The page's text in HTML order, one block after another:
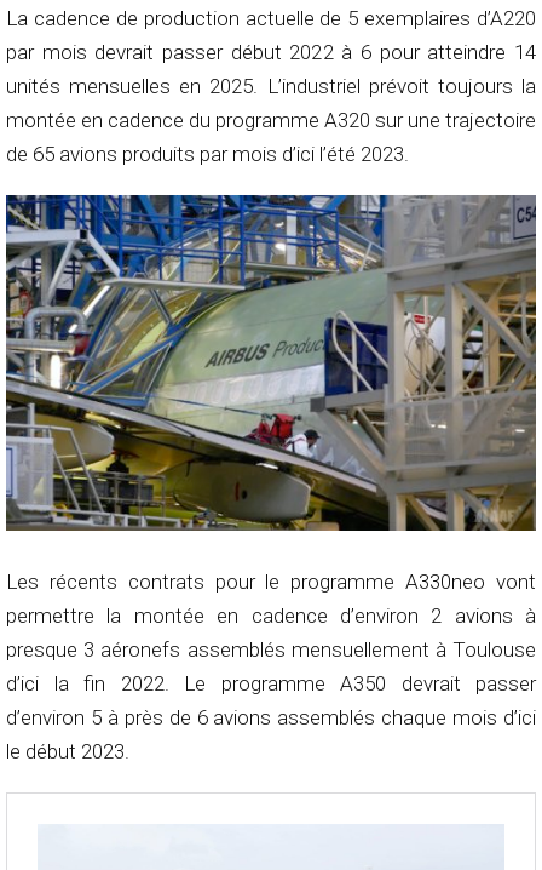
La cadence de production actuelle de 5 exemplaires d’A220
par mois devrait passer début 2022 à 6 pour atteindre 14
unités mensuelles en 2025. L’industriel prévoit toujours la
montée en cadence du programme A320 sur une trajectoire
de 65 avions produits par mois d’ici l’été 2023.
Les récents contrats pour le programme A330neo vont
permettre la montée en cadence d’environ 2 avions à
presque 3 aéronefs assemblés mensuellement à Toulouse
d’ici la fin 2022. Le programme A350 devrait passer
d’environ 5 à près de 6 avions assemblés chaque mois d’ici
le début 2023.